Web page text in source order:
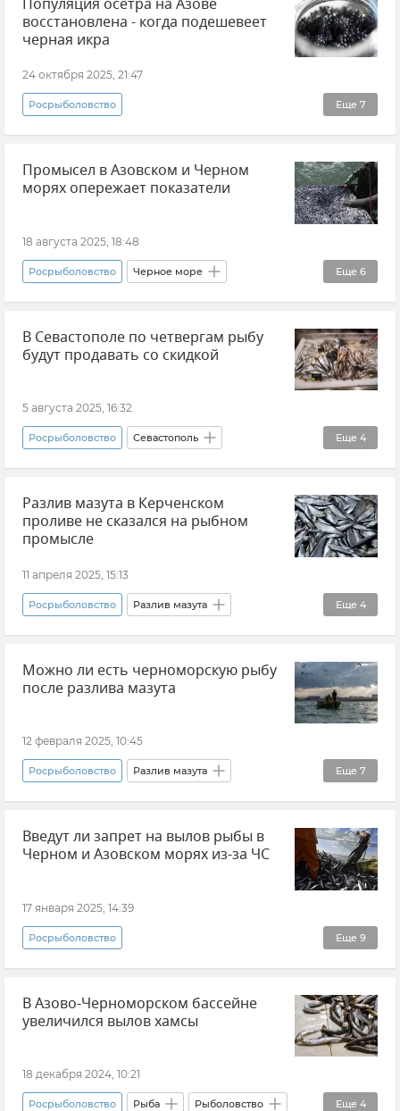
восстановлена - когда подешевеет
черная икра
24 октября 2025, 21:47
Еще 7
Росрыболовство
КФУ (Крымский федеральный университет)
Цены в Крыму Икра Черная икра
Промысел в Азовском и Черном
морях опережает показатели
18 августа 2025, 18:48
Еще 6
Росрыболовство Черное море
Азовское море Рыболовство
Рыбный промысел в Крыму Новости Крыма
Крым
В Севастополе по четвергам рыбу
будут продавать со скидкой
5 августа 2025, 16:32
Еще 4
Росрыболовство Севастополь
Новости Севастополя
Рыбный промысел в Крыму Рыба
Михаил Развожаев
Разлив мазута в Керченском
проливе не сказался на рыбном
промысле
11 апреля 2025, 15:13
Еще 4
Росрыболовство Разлив мазута
Разлив нефтепродуктов в Черном море
Черное море Рыбный промысел в Крыму
Новости
Можно ли есть черноморскую рыбу
после разлива мазута
12 февраля 2025, 10:45
Еще 7
Росрыболовство Разлив мазута
Разлив нефтепродуктов в Черном море
Разлив нефтепродуктов Черное море
Введут ли запрет на вылов рыбы в
Черном и Азовском морях из-за ЧС
17 января 2025, 14:39
Еще 9
Росрыболовство
Разлив нефтепродуктов в Черном море
Разлив нефтепродуктов Разлив мазута
Краснодарский край
Анна Попова Новости
В Азово-Черноморском бассейне
увеличился вылов хамсы
18 декабря 2024, 10:21
Еще 4
Росрыболовство Рыба Рыболовство